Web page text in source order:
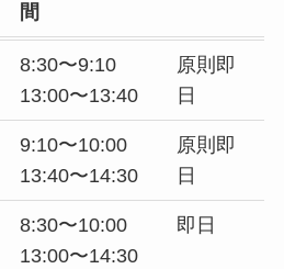
間
8:30〜9:10
13:00〜13:40
原則即
日
9:10〜10:00
13:40〜14:30
原則即
日
8:30〜10:00
13:00〜14:30
即日